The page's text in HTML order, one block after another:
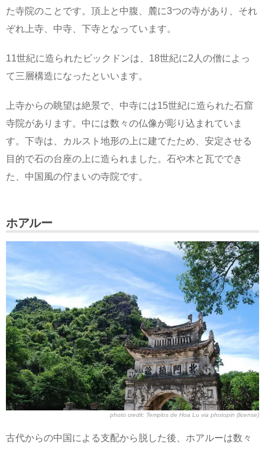
た寺院のことです。頂上と中腹、麓に3つの寺があり、それ
ぞれ上寺、中寺、下寺となっています。
11世紀に造られたビックドンは、18世紀に2人の僧によっ
て三層構造になったといいます。
上寺からの眺望は絶景で、中寺には15世紀に造られた石窟
寺院があります。中には数々の仏像が彫り込まれていま
す。下寺は、カルスト地形の上に建てたため、安定させる
目的で石の台座の上に造られました。石や木と瓦ででき
た、中国風の佇まいの寺院です。
ホアルー
photo credit: Templos de Hoa Lu via photopin (license)
古代からの中国による支配から脱した後、ホアルーは数々